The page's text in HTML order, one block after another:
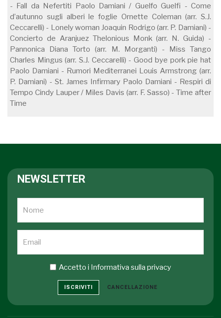
- Fall da Nefertiti Paolo Damiani / Guelfo Guelfi - Come
d’autunno sugli alberi le foglie Ornette Coleman (arr. S.J.
Ceccarelli) - Lonely woman Joaquin Rodrigo (arr. P. Damiani) -
Concierto de Aranjuez Thelonious Monk (arr. N. Guida) -
Pannonica Diana Torto (arr. M. Morganti) - Miss Tango
Charles Mingus (arr. S.J. Ceccarelli) - Good bye pork pie hat
Paolo Damiani - Rumori Mediterranei Louis Armstrong (arr.
P. Damiani) - St. James Infirmary Paolo Damiani - Respiri di
Tempo Cindy Lauper / Miles Davis (arr. F. Sasso) - Time after
Time
NEWSLETTER
Accetto i Informativa sulla privacy
ISCRIVITI CANCELLAZIONE